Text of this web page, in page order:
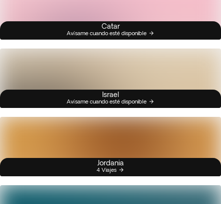
Catar
Avísame cuando esté disponible
Israel
Avísame cuando esté disponible
Jordania
4 Viajes